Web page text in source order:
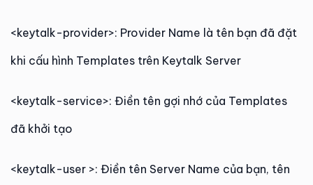
<keytalk-provider>: Provider Name là tên bạn đã đặt
khi cấu hình Templates trên Keytalk Server
<keytalk-service>: Điền tên gợi nhớ của Templates
đã khởi tạo
<keytalk-user >: Điền tên Server Name của bạn, tên